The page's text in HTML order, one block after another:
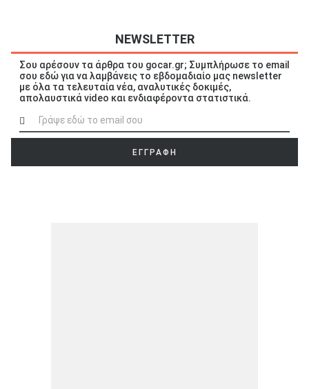
NEWSLETTER
Σου αρέσουν τα άρθρα του gocar.gr; Συμπλήρωσε το email
σου εδώ για να λαμβάνεις το εβδομαδιαίο μας newsletter
με όλα τα τελευταία νέα, αναλυτικές δοκιμές,
απολαυστικά video και ενδιαφέροντα στατιστικά.
ΕΓΓΡΑΦΗ